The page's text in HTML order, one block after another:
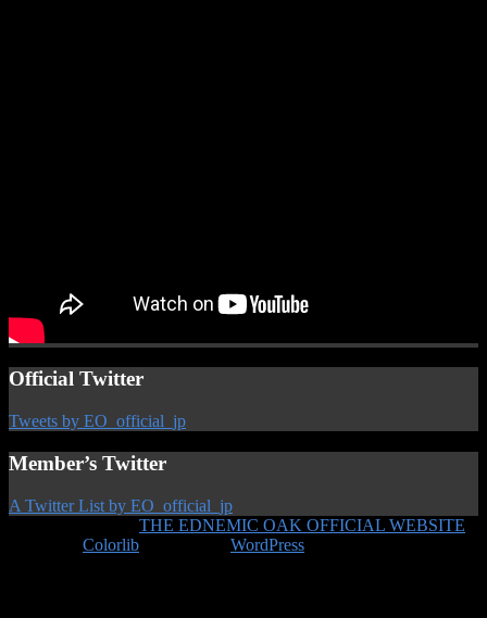
Official Twitter
Tweets by EO_official_jp
Member’s Twitter
A Twitter List by EO_official_jp
THE EDNEMIC OAK OFFICIAL WEBSITE
Colorlib WordPress